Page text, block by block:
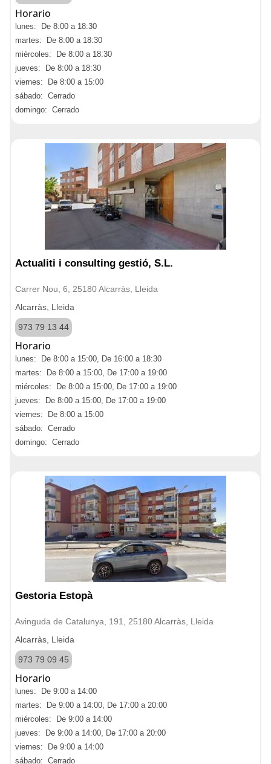
Horario
lunes: De 8:00 a 18:30
martes: De 8:00 a 18:30
miércoles: De 8:00 a 18:30
jueves: De 8:00 a 18:30
viernes: De 8:00 a 15:00
sábado: Cerrado
domingo: Cerrado
Actualiti i consulting gestió, S.L.
Carrer Nou, 6, 25180 Alcarràs, Lleida
Alcarràs, Lleida
973 79 13 44
Horario
lunes: De 8:00 a 15:00, De 16:00 a 18:30
martes: De 8:00 a 15:00, De 17:00 a 19:00
miércoles: De 8:00 a 15:00, De 17:00 a 19:00
jueves: De 8:00 a 15:00, De 17:00 a 19:00
viernes: De 8:00 a 15:00
sábado: Cerrado
domingo: Cerrado
Gestoria Estopà
Avinguda de Catalunya, 191, 25180 Alcarràs, Lleida
Alcarràs, Lleida
973 79 09 45
Horario
lunes: De 9:00 a 14:00
martes: De 9:00 a 14:00, De 17:00 a 20:00
miércoles: De 9:00 a 14:00
jueves: De 9:00 a 14:00, De 17:00 a 20:00
viernes: De 9:00 a 14:00
sábado: Cerrado